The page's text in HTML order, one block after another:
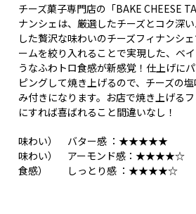
チーズ菓子専門店の「BAKE CHEESE
ナンシェは、厳選したチーズとコク深
した贅沢な味わいのチーズフィナンシ
ームを絞り入れることで実現した、ベ
うなふわトロ食感が新感覚！仕上げに
ピングして焼き上げるので、チーズの
み付きになります。お店で焼き上げる
にすれば喜ばれること間違いなし！
味わい） バター感 ：★★★★★
味わい） アーモンド感：★★★★☆
食感） しっとり感 ：★★★★☆